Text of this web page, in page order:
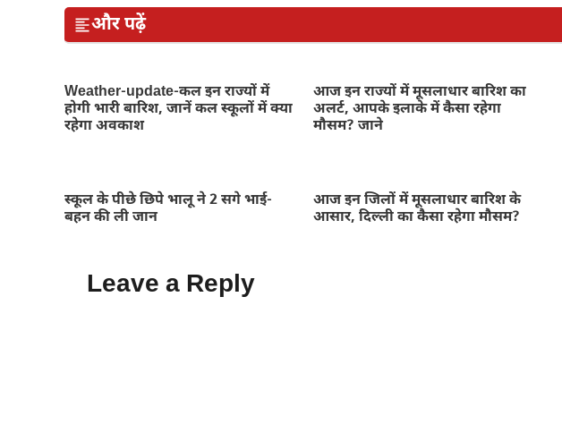
और पढ़ें
Weather-update-कल इन राज्यों में
होगी भारी बारिश, जानें कल स्कूलों में क्या
रहेगा अवकाश
आज इन राज्यों में मूसलाधार बारिश का
अलर्ट, आपके इलाके में कैसा रहेगा
मौसम? जाने
स्कूल के पीछे छिपे भालू ने 2 सगे भाई-
बहन की ली जान
आज इन जिलों में मूसलाधार बारिश के
आसार, दिल्ली का कैसा रहेगा मौसम?
Leave a Reply